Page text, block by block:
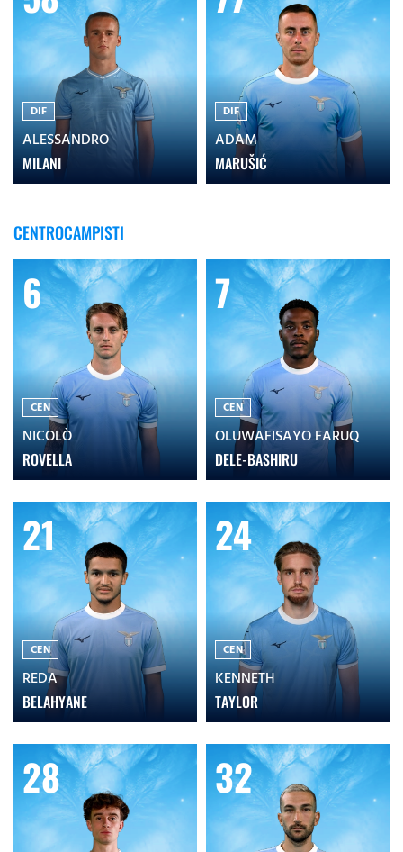
DIF
ALESSANDRO
MILANI
DIF
ADAM
MARUŠIĆ
CENTROCAMPISTI
6
CEN
NICOLÒ
ROVELLA
7
CEN
OLUWAFISAYO FARUQ
DELE-BASHIRU
21
CEN
REDA
BELAHYANE
24
CEN
KENNETH
TAYLOR
28 32